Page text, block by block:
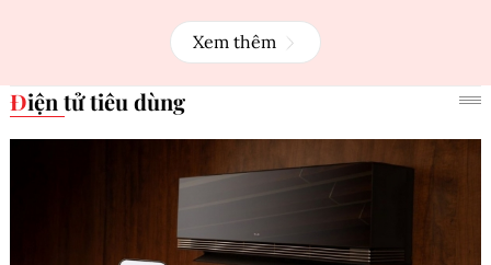
Xem thêm
Điện tử tiêu dùng